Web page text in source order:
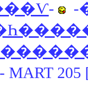
-
-
- MART